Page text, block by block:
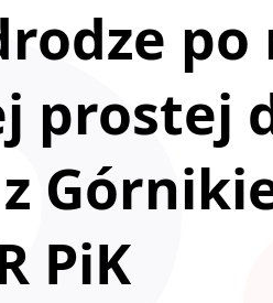
prostej
PiK